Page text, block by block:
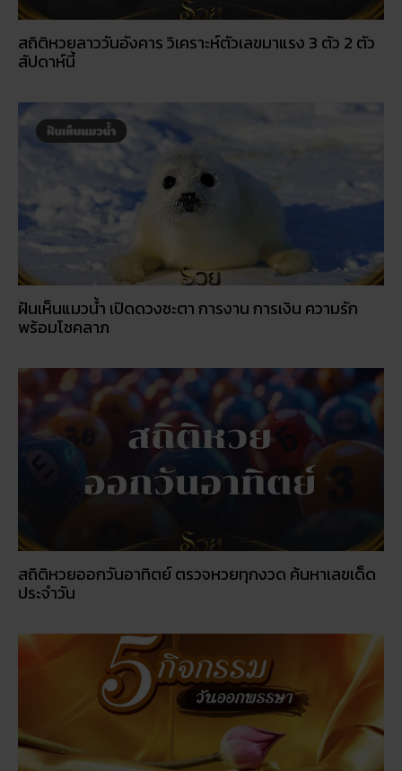
สถิติหวยลาววันอังคาร วิเคราะห์ตัวเลขมาแรง 3 ตัว 2 ตัว
สัปดาห์นี้
ฝันเห็นแมวน้ำ เปิดดวงชะตา การงาน การเงิน ความรัก
พร้อมโชคลาภ
สถิติหวยออกวันอาทิตย์ ตรวจหวยทุกงวด ค้นหาเลขเด็ด
ประจำวัน